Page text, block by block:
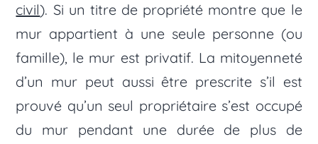
civil). Si un titre de propriété montre que le
mur appartient à une seule personne (ou
famille), le mur est privatif. La mitoyenneté
d’un mur peut aussi être prescrite s’il est
prouvé qu’un seul propriétaire s’est occupé
du mur pendant une durée de plus de